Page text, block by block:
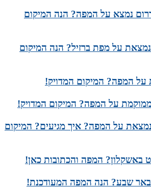
נמצא על המפה? הנה המיקום
נמצאת על מפת ברזיל? הנה המיקום
המפה? המיקום המדויק!
על המפה? המיקום המדויק!
נמצאת על המפה? איך מגיעים? המיקום
באשקלון? המפה והכתובות כאן!
שבע? הנה המפה המעודכנת!